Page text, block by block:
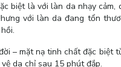
biệt là với làn da nhạy
với làn da đang tổn
– mặt nạ tinh chất đặc biệt
da chỉ sau 15 phút đắp.